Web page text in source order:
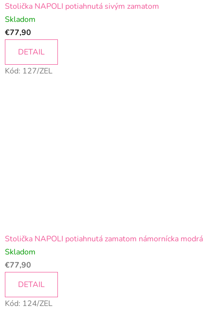
Stolička NAPOLI potiahnutá sivým zamatom
Skladom
€77,90
DETAIL
Kód: 127/ZEL
Stolička NAPOLI potiahnutá zamatom námornícka modrá
Skladom
€77,90
DETAIL
Kód: 124/ZEL